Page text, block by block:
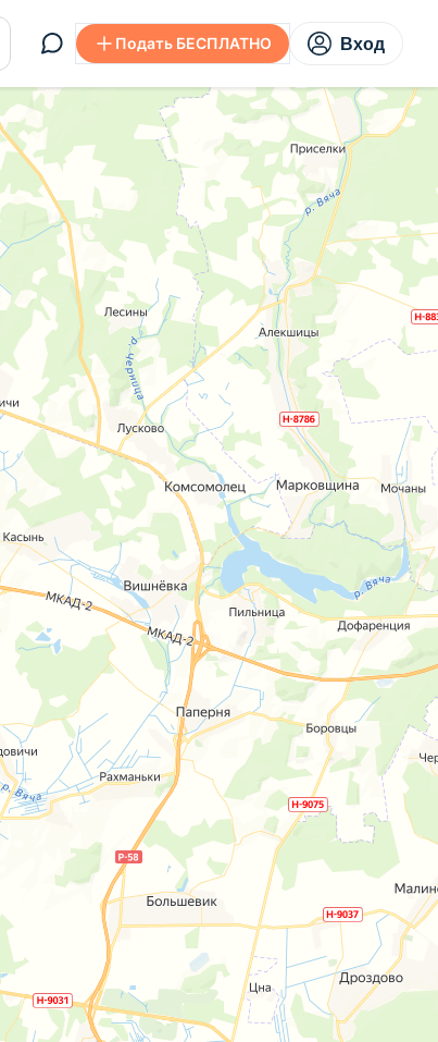
Подать БЕСПЛАТНО Вход